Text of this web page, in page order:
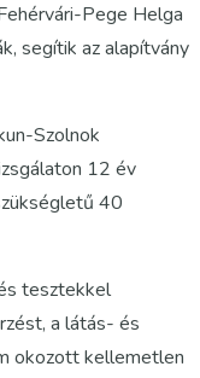
Pege Helga
segítik az alapítvány
Szolnok
12 év
40
tesztekkel
a látás- és
okozott kellemetlen